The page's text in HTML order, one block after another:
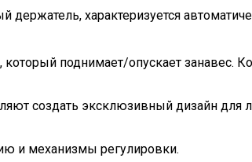
характеризуется
поднимает/опускает занавес.
создать эксклюзивный дизайн для
и механизмы регулировки.